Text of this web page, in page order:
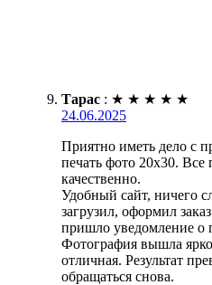
Тарас : ★ ★ ★ ★ ★
24.06.2025
Приятно иметь дело с
печать фото 20х30.
качественно.
Удобный сайт, ничего
загрузил, оформил
пришло уведомление о
Фотография вышла
отличная. Результат
обращаться снова.